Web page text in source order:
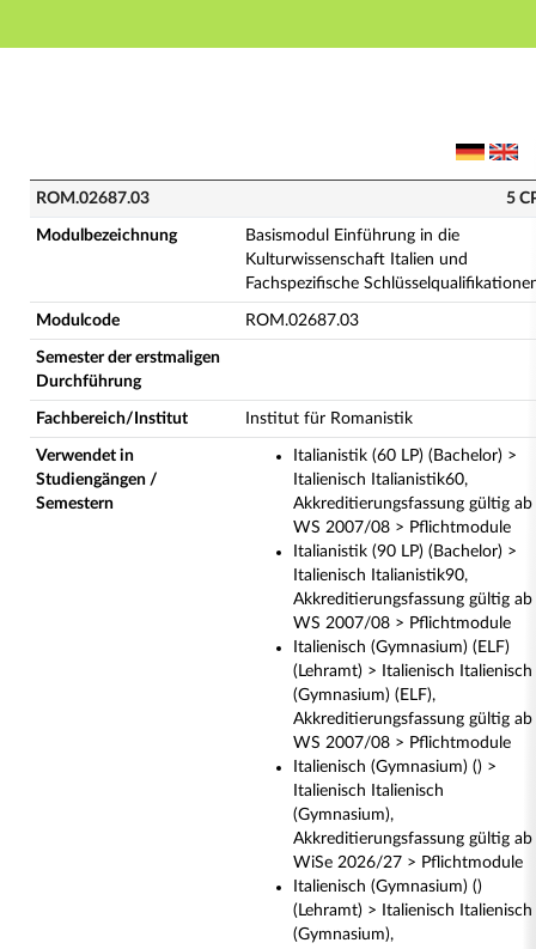
Hauptnavigation
ROM.02687.03 - Basismodul Einführung in die
ROM.02687.03 5
Modulbezeichnung
Basismodul Einführung in die
Kulturwissenschaft Italien und
Fachspezifische
Modulcode ROM.02687.03
Semester der erstmaligen
Durchführung
Fachbereich/Institut Institut für Romanistik
Verwendet in
Studiengängen /
Semestern
Italianistik (60 LP) (Bachelor) >
Italienisch Italianistik60,
Akkreditierungsfassung gültig ab
WS 2007/08 > Pflichtmodule
Italianistik (90 LP) (Bachelor) >
Italienisch Italianistik90,
Akkreditierungsfassung gültig ab
WS 2007/08 > Pflichtmodule
Italienisch (Gymnasium) (ELF)
(Lehramt) > Italienisch Italienisch
(Gymnasium) (ELF),
Akkreditierungsfassung gültig ab
WS 2007/08 > Pflichtmodule
Italienisch (Gymnasium) () >
Italienisch Italienisch
(Gymnasium),
Akkreditierungsfassung gültig ab
WiSe 2026/27 > Pflichtmodule
Italienisch (Gymnasium) ()
(Lehramt) > Italienisch Italienisch
(Gymnasium),